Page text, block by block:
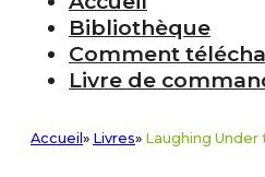
Bibliothèque
Comment
Livre de
Accueil » Livres» Laughing Under